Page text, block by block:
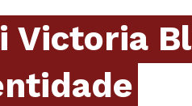
Victoria